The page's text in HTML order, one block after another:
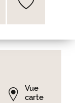
Vue
carte